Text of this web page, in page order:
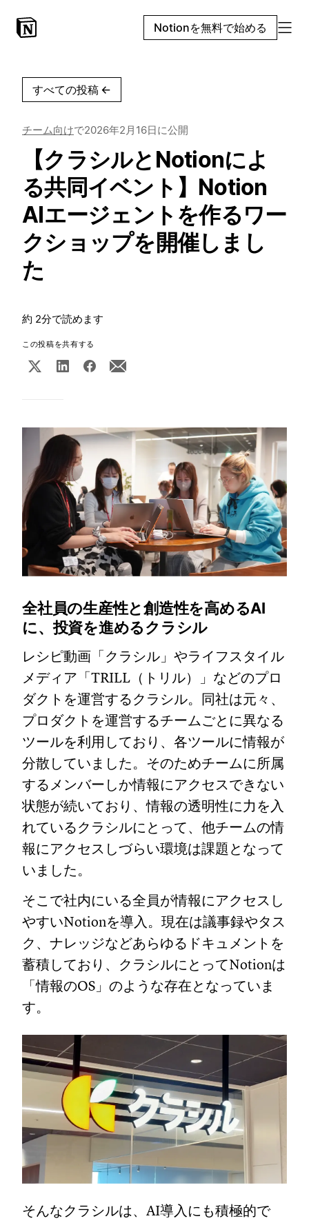
Notionを無料で始める
すべての投稿 ←
チーム向けで2026年2月16日に公開
【クラシルとNotionによ
る共同イベント】Notion
AIエージェントを作るワー
クショップを開催しまし
た
約 2分で読めます
この投稿を共有する
全社員の生産性と創造性を高めるAI
に、投資を進めるクラシル
レシピ動画「クラシル」やライフスタイル
メディア「TRILL（トリル）」などのプロ
ダクトを運営するクラシル。同社は元々、
プロダクトを運営するチームごとに異なる
ツールを利用しており、各ツールに情報が
分散していました。そのためチームに所属
するメンバーしか情報にアクセスできない
状態が続いており、情報の透明性に力を入
れているクラシルにとって、他チームの情
報にアクセスしづらい環境は課題となって
いました。
そこで社内にいる全員が情報にアクセスし
やすいNotionを導入。現在は議事録やタス
ク、ナレッジなどあらゆるドキュメントを
蓄積しており、クラシルにとってNotionは
「情報のOS」のような存在となっていま
す。
そんなクラシルは、AI導入にも積極的で